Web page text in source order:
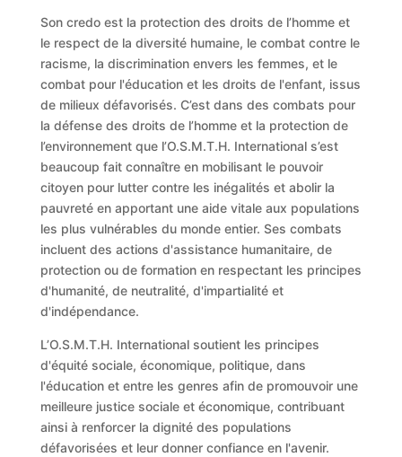
Son credo est la protection des droits de l’homme et
le respect de la diversité humaine, le combat contre le
racisme, la discrimination envers les femmes, et le
combat pour l'éducation et les droits de l'enfant, issus
de milieux défavorisés. C’est dans des combats pour
la défense des droits de l’homme et la protection de
l’environnement que l’O.S.M.T.H. International s’est
beaucoup fait connaître en mobilisant le pouvoir
citoyen pour lutter contre les inégalités et abolir la
pauvreté en apportant une aide vitale aux populations
les plus vulnérables du monde entier. Ses combats
incluent des actions d'assistance humanitaire, de
protection ou de formation en respectant les principes
d'humanité, de neutralité, d'impartialité et
d'indépendance.
L’O.S.M.T.H. International soutient les principes
d'équité sociale, économique, politique, dans
l'éducation et entre les genres afin de promouvoir une
meilleure justice sociale et économique, contribuant
ainsi à renforcer la dignité des populations
défavorisées et leur donner confiance en l'avenir.